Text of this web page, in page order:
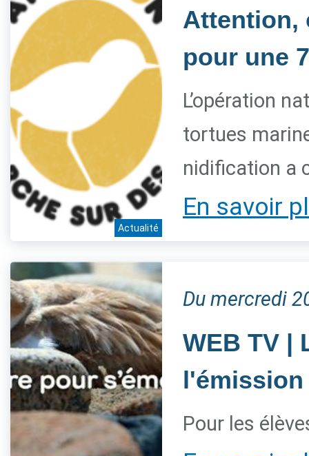
Actualité
Attention,
pour une
L’opération
tortues
nidification a
En savoir
Du mercredi
WEB TV |
l'émission
Pour les